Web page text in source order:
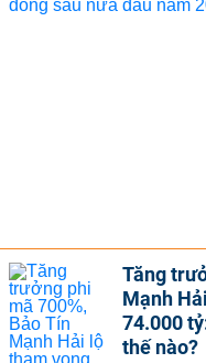
Tăng
Mạnh
74.000
thế nào?